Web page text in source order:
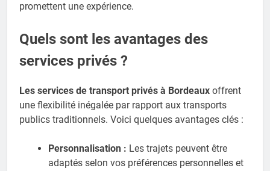
promettent une expérience.
Quels sont les avantages des
services privés ?
Les services de transport privés à Bordeaux offrent
une flexibilité inégalée par rapport aux transports
publics traditionnels. Voici quelques avantages clés :
Personnalisation : Les trajets peuvent être
adaptés selon vos préférences personnelles et